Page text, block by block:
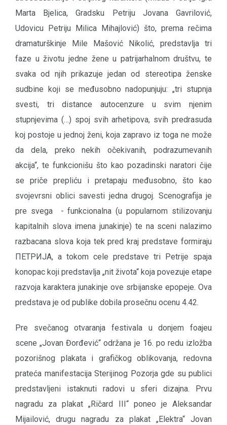
Marta Bjelica, Gradsku Petriju Jovana Gavrilović,
Udovicu Petriju Milica Mihajlović) što, prema rečima
dramaturškinje Mile Mašović Nikolić, predstavlja tri
faze u životu jedne žene u patrijarhalnom društvu, te
svaka od njih prikazuje jedan od stereotipa ženske
sudbine koji se međusobno nadopunjuju: „tri stupnja
svesti, tri distance autocenzure u svim njenim
stupnjevima (…) spoj svih arhetipova, svih predrasuda
koj postoje u jednoj ženi, koja zapravo iz toga ne može
da dela, preko nekih očekivanih, podrazumevanih
akcija“, te funkcionišu što kao pozadinski naratori čije
se priče prepliću i pretapaju međusobno, što kao
svojevrsni oblici savesti jedna drugoj. Scenografija je
pre svega - funkcionalna (u popularnom stilizovanju
kapitalnih slova imena junakinje) te na sceni nalazimo
razbacana slova koja tek pred kraj predstave formiraju
ПЕТРИЈА, a tokom cele predstave tri Petrije spaja
konopac koji predstavlja „nit života“ koja povezuje etape
razvoja karaktera junakinje ove srbijanske epopeje. Ova
predstava je od publike dobila prosečnu ocenu 4.42.
Pre svečanog otvaranja festivala u donjem foajeu
scene „Jovan Đorđević“ održana je 16. po redu izložba
pozorišnog plakata i grafičkog oblikovanja, redovna
prateća manifestacija Sterijinog Pozorja gde su publici
predstavljeni istaknuti radovi u sferi dizajna. Prvu
nagradu za plakat „Ričard III“ poneo je Aleksandar
Mijailović, drugu nagradu za plakat „Elektra“ Jovan